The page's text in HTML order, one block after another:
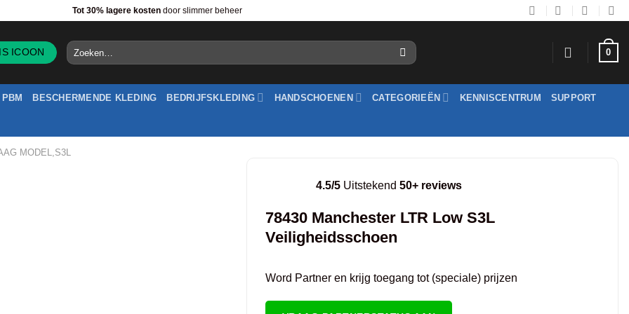
Tot 30% lagere kosten door slimmer beheer
Zoeken
naar:
0
PBM BESCHERMENDE KLEDING BEDRIJFSKLEDING HANDSCHOENEN CATEGORIEËN KENNISCENTRUM SUPPORT
MODEL,S3L
4.5/5 Uitstekend 50+ reviews
78430 Manchester LTR Low S3L
Veiligheidsschoen
Word Partner en krijg toegang tot (speciale) prijzen